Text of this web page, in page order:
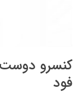
کنسرو
فود